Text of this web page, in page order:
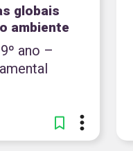
globais
ambiente
ano –